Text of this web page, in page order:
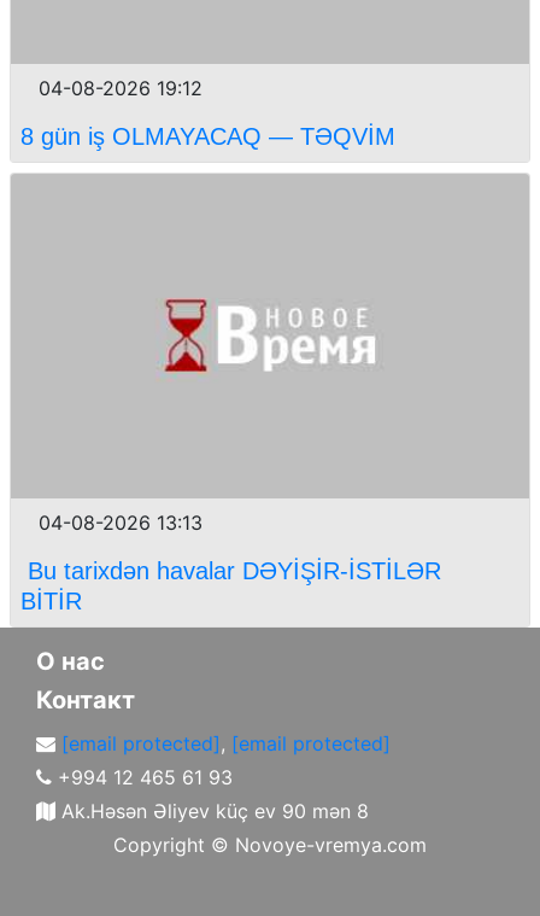
04-08-2026 19:12
8 gün iş OLMAYACAQ — TƏQVİM
04-08-2026 13:13
Bu tarixdən havalar DƏYİŞİR-İSTİLƏR
BİTİR
О нас
Контакт
[email protected], [email protected]
+994 12 465 61 93
Ak.Həsən Əliyev küç ev 90 mən 8
Copyright © Novoye-vremya.com